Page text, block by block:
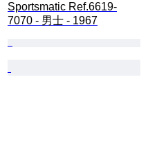
Sportsmatic Ref.6619-
7070 - 男士 - 1967